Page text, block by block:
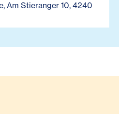
Am Stieranger 10, 4240